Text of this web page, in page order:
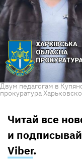
Двум педагогам в
прокуратура
Читай все
и
Viber.